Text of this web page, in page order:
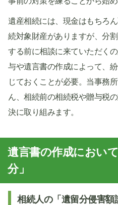
遺産相続には、現金はもちろ
続対象財産がありますが、分
する前に相談に来ていただく
与や遺言書の作成によって、
じておくことが必要。当事務
ん、相続前の相続税や贈与税
決に取り組みます。
遺言書の作成におい
分」
相続人の「遺留分侵害